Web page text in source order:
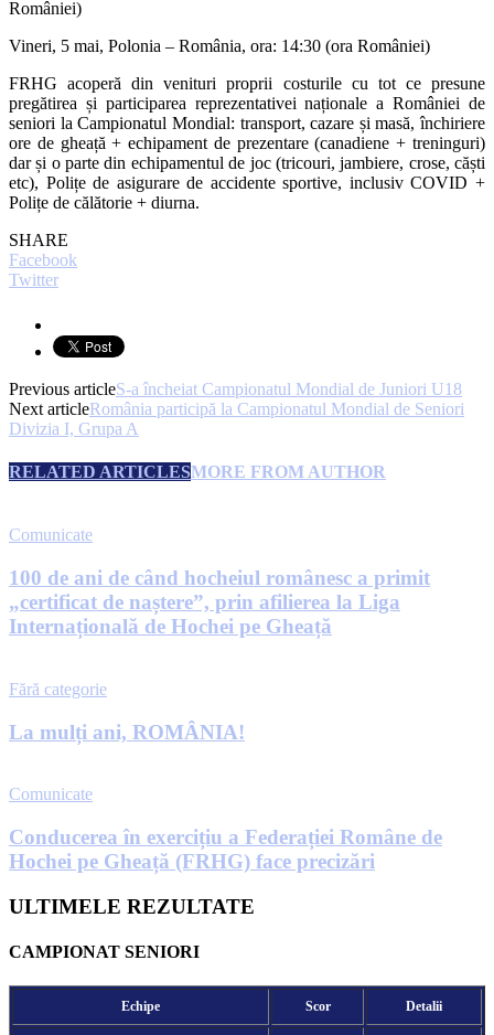
României)
Vineri, 5 mai, Polonia – România, ora: 14:30 (ora României)
FRHG acoperă din venituri proprii costurile cu tot ce presune
pregătirea și participarea reprezentativei naționale a României de
seniori la Campionatul Mondial: transport, cazare și masă, închiriere
ore de gheață + echipament de prezentare (canadiene + treninguri)
dar și o parte din echipamentul de joc (tricouri, jambiere, crose, căști
etc), Polițe de asigurare de accidente sportive, inclusiv COVID +
Polițe de călătorie + diurna.
SHARE
Facebook
Twitter
Previous articleS-a încheiat Campionatul Mondial de Juniori U18
Next articleRomânia participă la Campionatul Mondial de Seniori
Divizia I, Grupa A
RELATED ARTICLESMORE FROM AUTHOR
Comunicate
100 de ani de când hocheiul românesc a primit
„certificat de naștere”, prin afilierea la Liga
Internațională de Hochei pe Gheață
Fără categorie
La mulți ani, ROMÂNIA!
Comunicate
Conducerea în exercițiu a Federației Române de
Hochei pe Gheață (FRHG) face precizări
ULTIMELE REZULTATE
CAMPIONAT SENIORI
Echipe Scor Detalii